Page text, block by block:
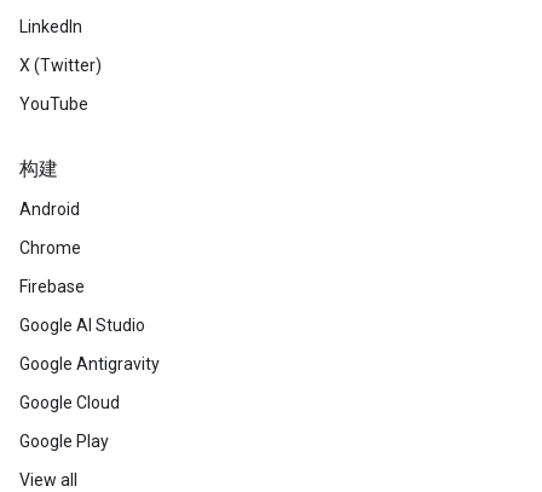
LinkedIn
X (Twitter)
YouTube
构建
Android
Chrome
Firebase
Google AI Studio
Google Antigravity
Google Cloud
Google Play
View all